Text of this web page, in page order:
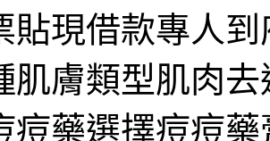
貼現借款專人
肌膚類型肌肉
痘藥選擇痘痘